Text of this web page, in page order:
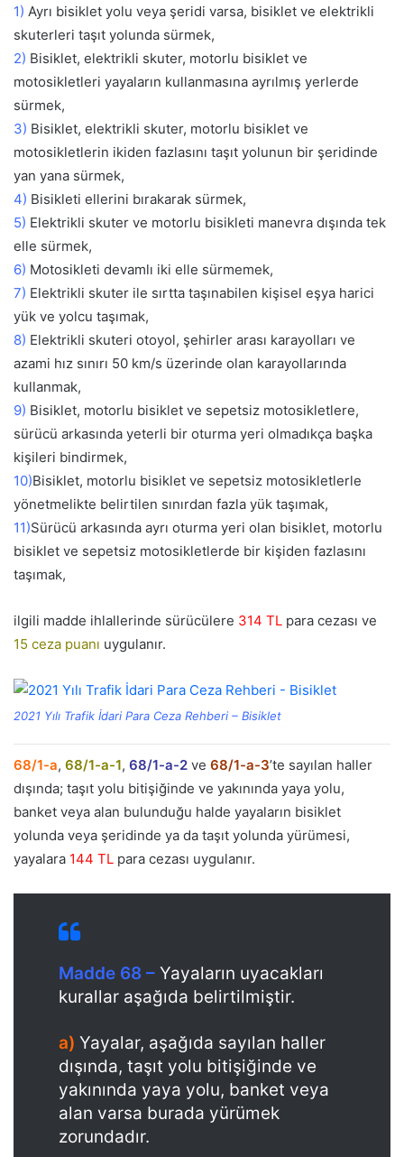
1) Ayrı bisiklet yolu veya şeridi varsa, bisiklet ve elektrikli
skuterleri taşıt yolunda sürmek,
2) Bisiklet, elektrikli skuter, motorlu bisiklet ve
motosikletleri yayaların kullanmasına ayrılmış yerlerde
sürmek,
3) Bisiklet, elektrikli skuter, motorlu bisiklet ve
motosikletlerin ikiden fazlasını taşıt yolunun bir şeridinde
yan yana sürmek,
4) Bisikleti ellerini bırakarak sürmek,
5) Elektrikli skuter ve motorlu bisikleti manevra dışında tek
elle sürmek,
6) Motosikleti devamlı iki elle sürmemek,
7) Elektrikli skuter ile sırtta taşınabilen kişisel eşya harici
yük ve yolcu taşımak,
8) Elektrikli skuteri otoyol, şehirler arası karayolları ve
azami hız sınırı 50 km/s üzerinde olan karayollarında
kullanmak,
9) Bisiklet, motorlu bisiklet ve sepetsiz motosikletlere,
sürücü arkasında yeterli bir oturma yeri olmadıkça başka
kişileri bindirmek,
10)Bisiklet, motorlu bisiklet ve sepetsiz motosikletlerle
yönetmelikte belirtilen sınırdan fazla yük taşımak,
11)Sürücü arkasında ayrı oturma yeri olan bisiklet, motorlu
bisiklet ve sepetsiz motosikletlerde bir kişiden fazlasını
taşımak,
ilgili madde ihlallerinde sürücülere 314 TL para cezası ve
15 ceza puanı uygulanır.
2021 Yılı Trafik İdari Para Ceza Rehberi – Bisiklet
68/1-a, 68/1-a-1, 68/1-a-2 ve 68/1-a-3’te sayılan haller
dışında; taşıt yolu bitişiğinde ve yakınında yaya yolu,
banket veya alan bulunduğu halde yayaların bisiklet
yolunda veya şeridinde ya da taşıt yolunda yürümesi,
yayalara 144 TL para cezası uygulanır.
Madde 68 – Yayaların uyacakları
kurallar aşağıda belirtilmiştir.
a) Yayalar, aşağıda sayılan haller
dışında, taşıt yolu bitişiğinde ve
yakınında yaya yolu, banket veya
alan varsa burada yürümek
zorundadır.